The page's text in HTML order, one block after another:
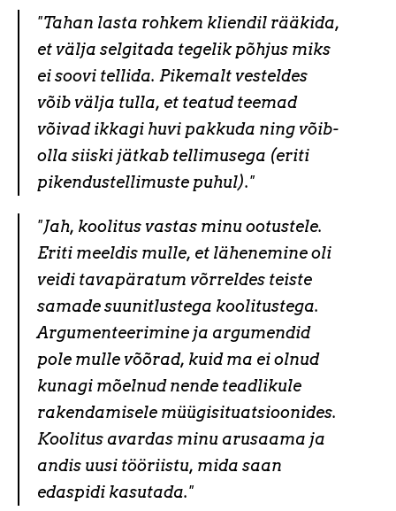
"Tahan lasta rohkem kliendil rääkida,
et välja selgitada tegelik põhjus miks
ei soovi tellida. Pikemalt vesteldes
võib välja tulla, et teatud teemad
võivad ikkagi huvi pakkuda ning võib-
olla siiski jätkab tellimusega (eriti
pikendustellimuste puhul)."
"Jah, koolitus vastas minu ootustele.
Eriti meeldis mulle, et lähenemine oli
veidi tavapäratum võrreldes teiste
samade suunitlustega koolitustega.
Argumenteerimine ja argumendid
pole mulle võõrad, kuid ma ei olnud
kunagi mõelnud nende teadlikule
rakendamisele müügisituatsioonides.
Koolitus avardas minu arusaama ja
andis uusi tööriistu, mida saan
edaspidi kasutada."